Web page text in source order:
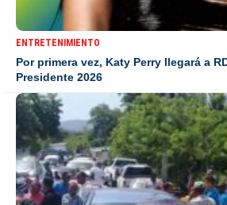
ENTRETENIMIENTO
Por primera vez, Katy Perry llegará a
Presidente 2026